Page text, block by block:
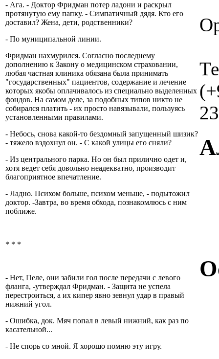
- Ага. - Доктор Фридман потер ладони и раскрыл
протянутую ему папку. - Симпатичный дядя. Кто его
доставил? Жена, дети, родственники?
- По муниципальной линии.
Фридман нахмурился. Согласно последнему
дополнению к Закону о медицинском страховании,
любая частная клиника обязана была принимать
"государственных" пациентов, содержание и лечение
которых якобы оплачивалось из специально выделенных
фондов. На самом деле, за подобных типов никто не
собирался платить - их просто навязывали, пользуясь
установленными правилами.
- Небось, снова какой-то бездомный запущенный шизик?
- тяжело вздохнул он. - С какой улицы его сняли?
- Из центрального парка. Но он был прилично одет и,
хотя ведет себя довольно неадекватно, производит
благоприятное впечатление.
- Ладно. Психом больше, психом меньше, - подытожил
доктор. -Завтра, во время обхода, познакомлюсь с ним
поближе.
* * *
- Нет, Пеле, они забили гол после передачи с левого
фланга, -утверждал Фридман. - Защита не успела
перестроиться, а их кипер явно зевнул удар в правый
нижний угол.
- Ошибка, док. Мяч попал в левый нижний, как раз по
касательной...
- Не спорь со мной. Я хорошо помню эту игру.